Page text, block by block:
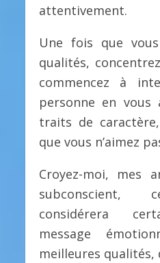
attentivement.
Une fois que
qualités,
commencez à
personne en vous
traits de
que vous n’aimez
Croyez-moi, mes
subconscient,
considérera
message
meilleures qualités,